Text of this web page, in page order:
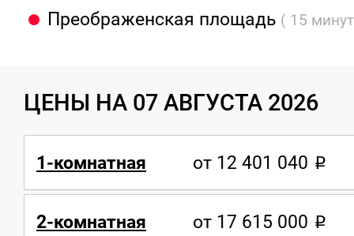
Преображенская площадь ( 15
ЦЕНЫ НА 07 АВГУСТА 2026
1-комнатная от 12 401 040
2-комнатная от 17 615 000